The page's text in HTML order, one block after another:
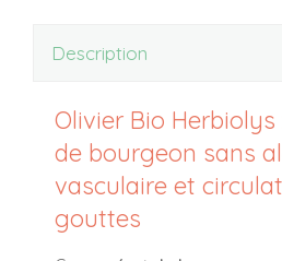
Description
Olivier Bio
de bourgeon sans
vasculaire et
gouttes